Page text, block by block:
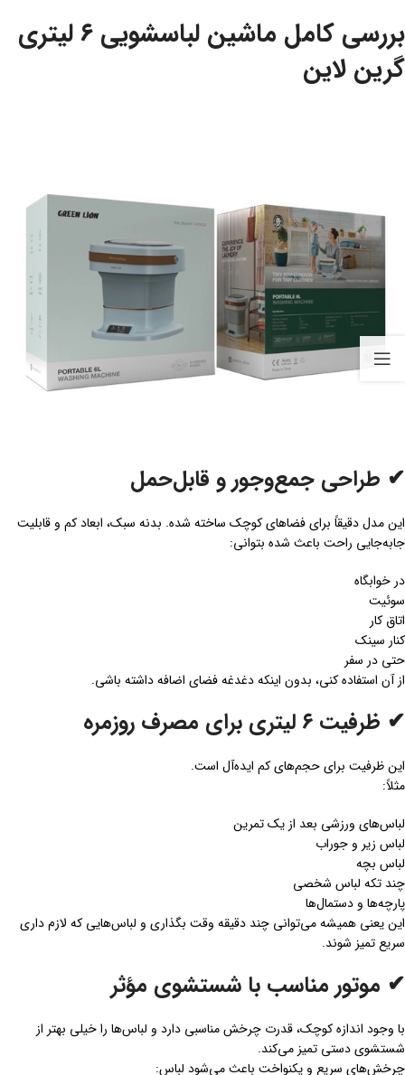
بررسی کامل ماشین لباسشویی ۶ لیتری
گرین لاین
✔ طراحی جمع‌وجور و قابل‌حمل
این مدل دقیقاً برای فضاهای کوچک ساخته شده. بدنه سبک، ابعاد کم و قابلیت
جابه‌جایی راحت باعث شده بتوانی:
در خوابگاه
سوئیت
اتاق کار
کنار سینک
حتی در سفر
از آن استفاده کنی، بدون اینکه دغدغه فضای اضافه داشته باشی.
✔ ظرفیت ۶ لیتری برای مصرف روزمره
این ظرفیت برای حجم‌های کم ایده‌آل است.
مثلاً:
لباس‌های ورزشی بعد از یک تمرین
لباس زیر و جوراب
لباس بچه
چند تکه لباس شخصی
پارچه‌ها و دستمال‌ها
این یعنی همیشه می‌توانی چند دقیقه وقت بگذاری و لباس‌هایی که لازم داری
سریع تمیز شوند.
✔ موتور مناسب با شستشوی مؤثر
با وجود اندازه کوچک، قدرت چرخش مناسبی دارد و لباس‌ها را خیلی بهتر از
شستشوی دستی تمیز می‌کند.
چرخش‌های سریع و یکنواخت باعث می‌شود لباس: